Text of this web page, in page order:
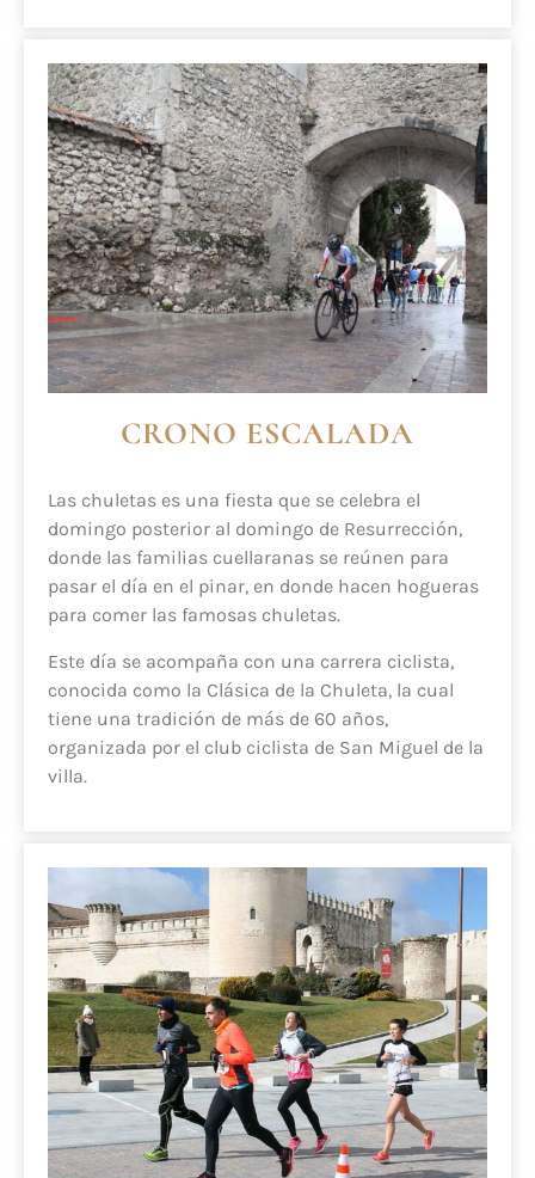
CRONO ESCALADA
Las chuletas es una fiesta que se celebra el
domingo posterior al domingo de Resurrección,
donde las familias cuellaranas se reúnen para
pasar el día en el pinar, en donde hacen hogueras
para comer las famosas chuletas.
Este día se acompaña con una carrera ciclista,
conocida como la Clásica de la Chuleta, la cual
tiene una tradición de más de 60 años,
organizada por el club ciclista de San Miguel de la
villa.